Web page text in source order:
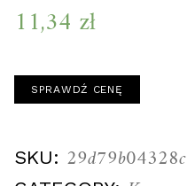
11,34 zł
SPRAWDŹ CENĘ
SKU: 29d79b04328c